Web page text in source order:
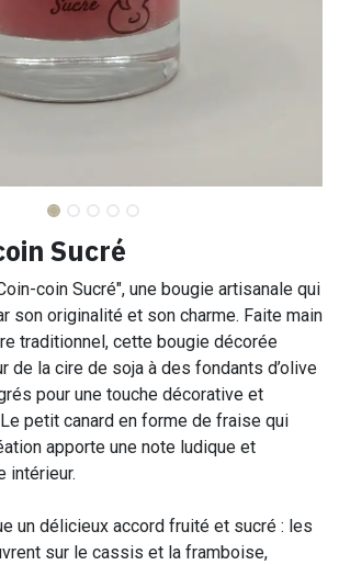
Sucré
coin Sucré", une bougie artisanale qui
son originalité et son charme. Faite main
traditionnel, cette bougie décorée
de la cire de soja à des fondants d’olive
pour une touche décorative et
petit canard en forme de fraise qui
apporte une note ludique et
intérieur.
un délicieux accord fruité et sucré : les
sur le cassis et la framboise,